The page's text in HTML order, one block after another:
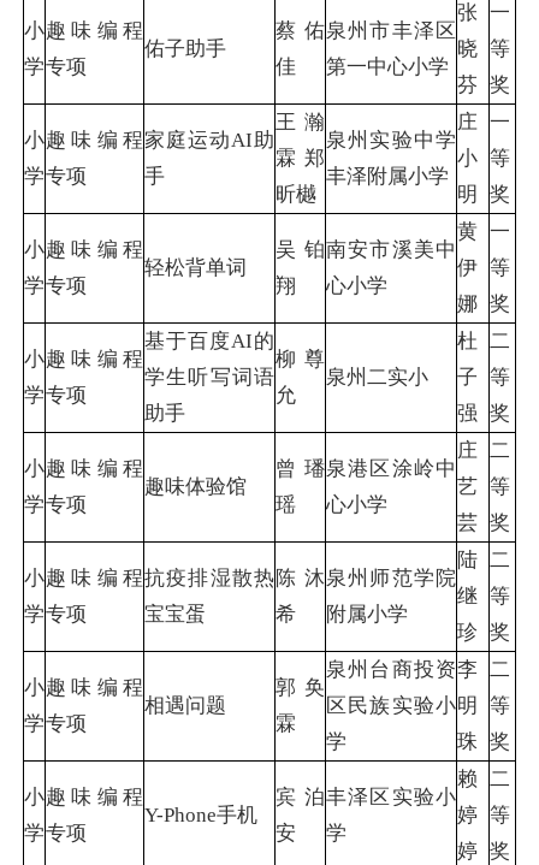
小
学
趣味编程
专项
佑子助手
蔡佑
佳
泉州市丰泽区
第一中心小学
张
晓
芬
一
等
奖
小
学
趣味编程
专项
家庭运动AI助
手
王瀚
霖 郑
昕樾
泉州实验中学
丰泽附属小学
庄
小
明
一
等
奖
小
学
趣味编程
专项
轻松背单词
吴铂
翔
南安市溪美中
心小学
黄
伊
娜
一
等
奖
小
学
趣味编程
专项
基于百度AI的
学生听写词语
助手
柳尊
允
泉州二实小
杜
子
强
二
等
奖
小
学
趣味编程
专项
趣味体验馆
曾璠
瑶
泉港区涂岭中
心小学
庄
艺
芸
二
等
奖
小
学
趣味编程
专项
抗疫排湿散热
宝宝蛋
陈沐
希
泉州师范学院
附属小学
陆
继
珍
二
等
奖
小
学
趣味编程
专项
相遇问题
郭奂
霖
泉州台商投资
区民族实验小
学
李
明
珠
二
等
奖
小
学
趣味编程
专项
Y-Phone手机
宾泊
安
丰泽区实验小
学
赖
婷
婷
二
等
奖